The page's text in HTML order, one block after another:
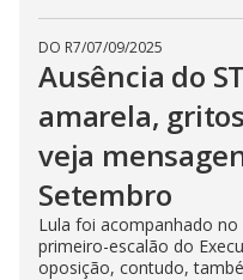
DO R7/07/09/2025
Ausência do
amarela,
veja
Setembro
Lula foi acompanhado
primeiro-escalão do
oposição, contudo,